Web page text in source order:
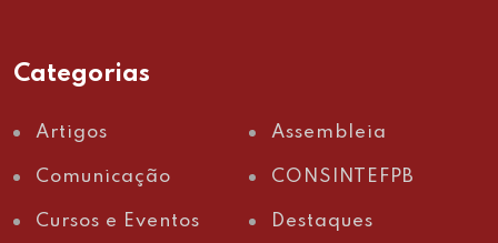
Categorias
Artigos Assembleia
Comunicação CONSINTEFPB
Cursos e Eventos Destaques